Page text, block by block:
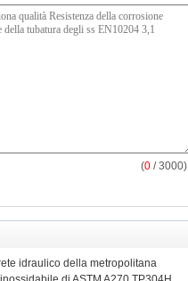
(0 / 3000)
idraulico della metropolitana